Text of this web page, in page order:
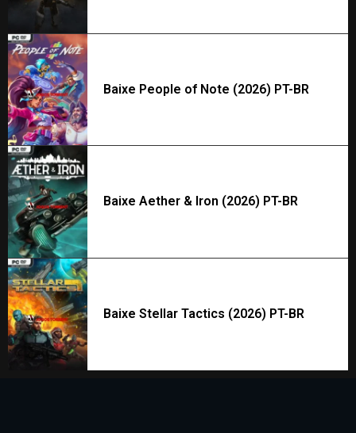
Baixe People of Note (2026) PT-BR
Baixe Aether & Iron (2026) PT-BR
Baixe Stellar Tactics (2026) PT-BR